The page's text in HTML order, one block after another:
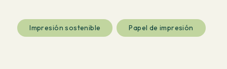
Impresión sostenible Papel de impresión